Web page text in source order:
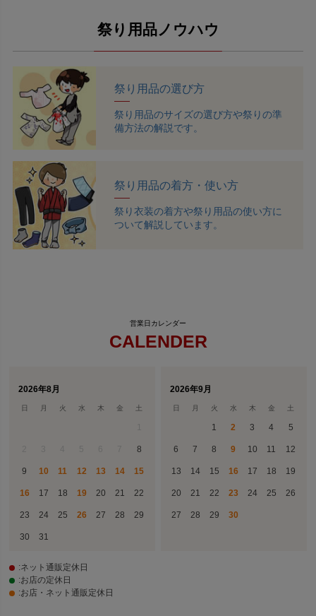
祭り用品ノウハウ
祭り用品の選び方
祭り用品のサイズの選び方や祭りの準
備方法の解説です。
祭り用品の着方・使い方
祭り衣装の着方や祭り用品の使い方に
ついて解説しています。
CALENDER
2026年8月
日 月 火 水 木 金 土
8
9 10 11 12 13 14 15
16 17 18 19 20 21 22
23 24 25 26 27 28 29
30 31
2026年9月
日 月 火 水 木 金 土
1 2 3 4 5
6 7 8 9 10 11 12
13 14 15 16 17 18 19
20 21 22 23 24 25 26
27 28 29 30
:ネット通販定休日
:お店の定休日
:お店・ネット通販定休日